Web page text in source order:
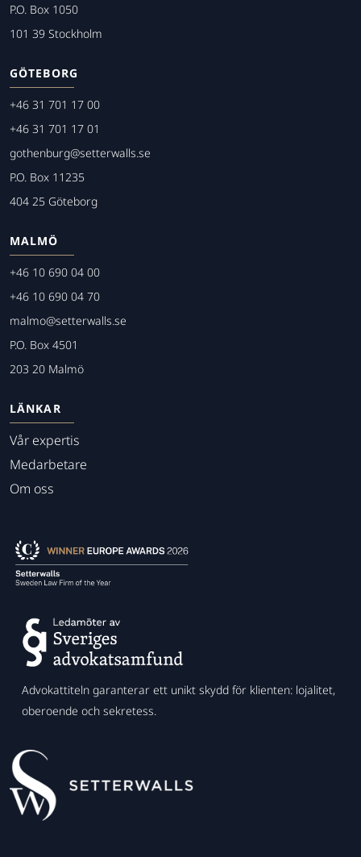
P.O. Box 1050
101 39 Stockholm
GÖTEBORG
+46 31 701 17 00
+46 31 701 17 01
gothenburg@setterwalls.se
P.O. Box 11235
404 25 Göteborg
MALMÖ
+46 10 690 04 00
+46 10 690 04 70
malmo@setterwalls.se
P.O. Box 4501
203 20 Malmö
LÄNKAR
Vår expertis
Medarbetare
Om oss
Advokattiteln garanterar ett unikt skydd för klienten: lojalitet,
oberoende och sekretess.